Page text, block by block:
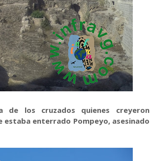
de los cruzados quienes creyeron
estaba enterrado Pompeyo, asesinado